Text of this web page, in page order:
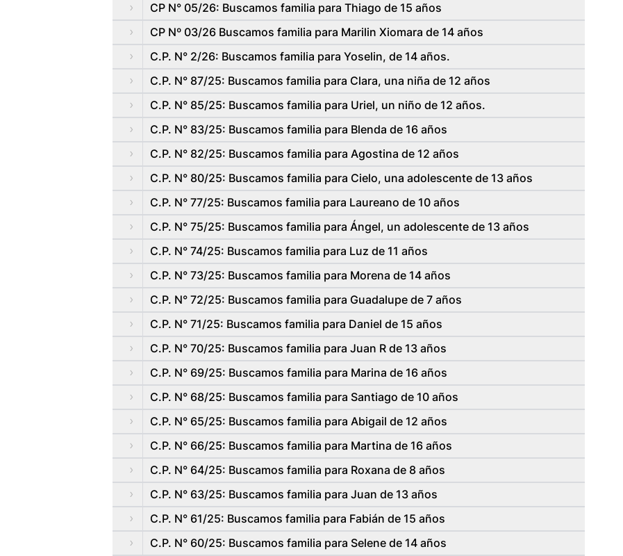
CP N° 05/26: Buscamos familia para Thiago de 15 años
CP Nº 03/26 Buscamos familia para Marilin Xiomara de 14 años
C.P. N° 2/26: Buscamos familia para Yoselin, de 14 años.
C.P. N° 87/25: Buscamos familia para Clara, una niña de 12 años
C.P. N° 85/25: Buscamos familia para Uriel, un niño de 12 años.
C.P. N° 83/25: Buscamos familia para Blenda de 16 años
C.P. N° 82/25: Buscamos familia para Agostina de 12 años
C.P. N° 80/25: Buscamos familia para Cielo, una adolescente de 13 años
C.P. N° 77/25: Buscamos familia para Laureano de 10 años
C.P. N° 75/25: Buscamos familia para Ángel, un adolescente de 13 años
C.P. N° 74/25: Buscamos familia para Luz de 11 años
C.P. N° 73/25: Buscamos familia para Morena de 14 años
C.P. N° 72/25: Buscamos familia para Guadalupe de 7 años
C.P. N° 71/25: Buscamos familia para Daniel de 15 años
C.P. N° 70/25: Buscamos familia para Juan R de 13 años
C.P. N° 69/25: Buscamos familia para Marina de 16 años
C.P. N° 68/25: Buscamos familia para Santiago de 10 años
C.P. N° 65/25: Buscamos familia para Abigail de 12 años
C.P. N° 66/25: Buscamos familia para Martina de 16 años
C.P. N° 64/25: Buscamos familia para Roxana de 8 años
C.P. N° 63/25: Buscamos familia para Juan de 13 años
C.P. N° 61/25: Buscamos familia para Fabián de 15 años
C.P. N° 60/25: Buscamos familia para Selene de 14 años